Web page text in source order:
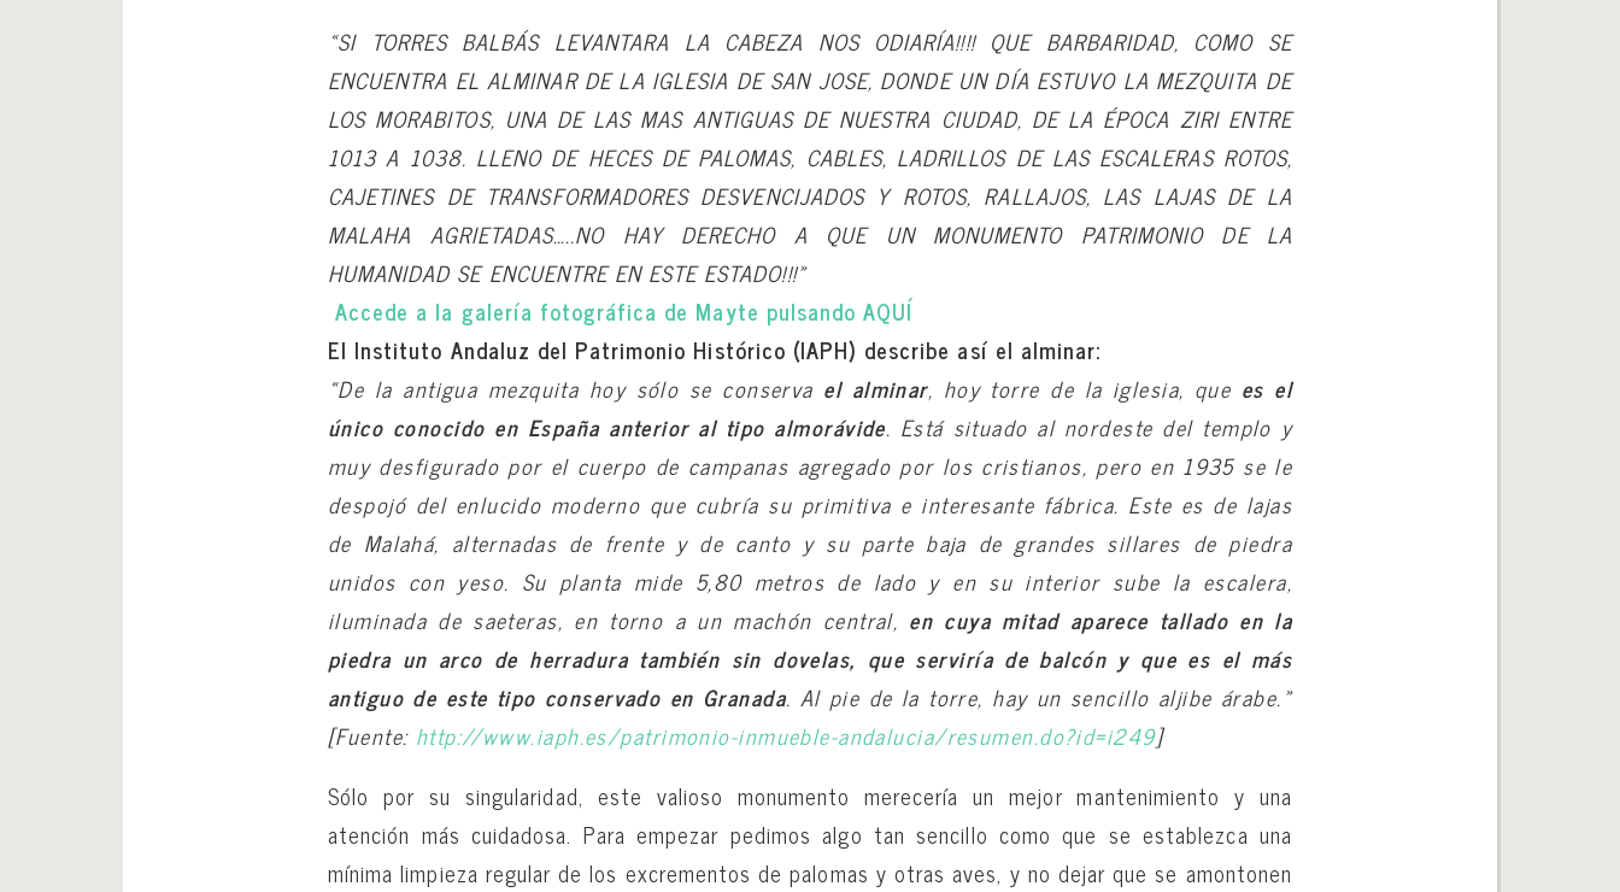
«SI TORRES BALBÁS LEVANTARA LA CABEZA NOS ODIARÍA!!!! QUE BARBARIDAD, COMO SE
ENCUENTRA EL ALMINAR DE LA IGLESIA DE SAN JOSE, DONDE UN DÍA ESTUVO LA MEZQUITA DE
LOS MORABITOS, UNA DE LAS MAS ANTIGUAS DE NUESTRA CIUDAD, DE LA ÉPOCA ZIRI ENTRE
1013 A 1038. LLENO DE HECES DE PALOMAS, CABLES, LADRILLOS DE LAS ESCALERAS ROTOS,
CAJETINES DE TRANSFORMADORES DESVENCIJADOS Y ROTOS, RALLAJOS, LAS LAJAS DE LA
MALAHA AGRIETADAS…..NO HAY DERECHO A QUE UN MONUMENTO PATRIMONIO DE LA
HUMANIDAD SE ENCUENTRE EN ESTE ESTADO!!!»
Accede a la galería fotográfica de Mayte pulsando AQUÍ
El Instituto Andaluz del Patrimonio Histórico (IAPH) describe así el alminar:
«De la antigua mezquita hoy sólo se conserva el alminar, hoy torre de la iglesia, que es el
único conocido en España anterior al tipo almorávide. Está situado al nordeste del templo y
muy desfigurado por el cuerpo de campanas agregado por los cristianos, pero en 1935 se le
despojó del enlucido moderno que cubría su primitiva e interesante fábrica. Este es de lajas
de Malahá, alternadas de frente y de canto y su parte baja de grandes sillares de piedra
unidos con yeso. Su planta mide 5,80 metros de lado y en su interior sube la escalera,
iluminada de saeteras, en torno a un machón central, en cuya mitad aparece tallado en la
piedra un arco de herradura también sin dovelas, que serviría de balcón y que es el más
antiguo de este tipo conservado en Granada. Al pie de la torre, hay un sencillo aljibe árabe.»
[Fuente: http://www.iaph.es/patrimonio-inmueble-andalucia/resumen.do?id=i249]
Sólo por su singularidad, este valioso monumento merecería un mejor mantenimiento y una
atención más cuidadosa. Para empezar pedimos algo tan sencillo como que se establezca una
mínima limpieza regular de los excrementos de palomas y otras aves, y no dejar que se amontonen